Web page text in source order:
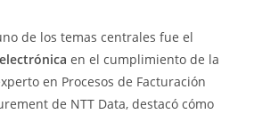
de los temas centrales fue el
en el cumplimiento de la
en Procesos de Facturación
de NTT Data, destacó cómo